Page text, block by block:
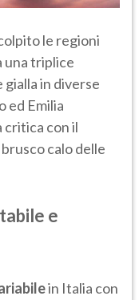
le regioni
una triplice
gialla in diverse
ed Emilia
critica con il
calo delle
e
in Italia con